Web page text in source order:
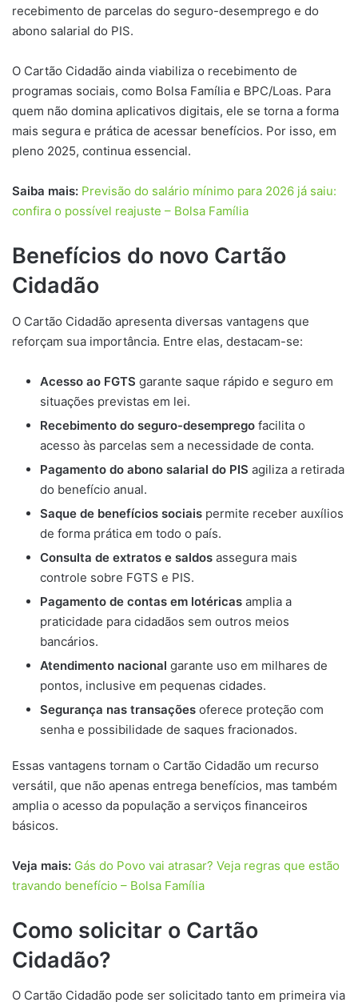
recebimento de parcelas do seguro-desemprego e do
abono salarial do PIS.
O Cartão Cidadão ainda viabiliza o recebimento de
programas sociais, como Bolsa Família e BPC/Loas. Para
quem não domina aplicativos digitais, ele se torna a forma
mais segura e prática de acessar benefícios. Por isso, em
pleno 2025, continua essencial.
Saiba mais: Previsão do salário mínimo para 2026 já saiu:
confira o possível reajuste – Bolsa Família
Benefícios do novo Cartão
Cidadão
O Cartão Cidadão apresenta diversas vantagens que
reforçam sua importância. Entre elas, destacam-se:
Acesso ao FGTS garante saque rápido e seguro em
situações previstas em lei.
Recebimento do seguro-desemprego facilita o
acesso às parcelas sem a necessidade de conta.
Pagamento do abono salarial do PIS agiliza a retirada
do benefício anual.
Saque de benefícios sociais permite receber auxílios
de forma prática em todo o país.
Consulta de extratos e saldos assegura mais
controle sobre FGTS e PIS.
Pagamento de contas em lotéricas amplia a
praticidade para cidadãos sem outros meios
bancários.
Atendimento nacional garante uso em milhares de
pontos, inclusive em pequenas cidades.
Segurança nas transações oferece proteção com
senha e possibilidade de saques fracionados.
Essas vantagens tornam o Cartão Cidadão um recurso
versátil, que não apenas entrega benefícios, mas também
amplia o acesso da população a serviços financeiros
básicos.
Veja mais: Gás do Povo vai atrasar? Veja regras que estão
travando benefício – Bolsa Família
Como solicitar o Cartão
Cidadão?
O Cartão Cidadão pode ser solicitado tanto em primeira via